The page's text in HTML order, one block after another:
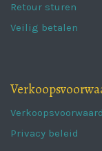
Retour sturen
Veilig betalen
Privacy beleid